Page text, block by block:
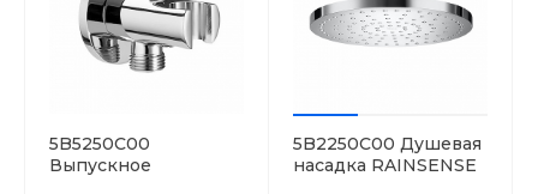
5B5250C00
Выпускное
5B2250C00 Душевая
насадка RAINSENSE